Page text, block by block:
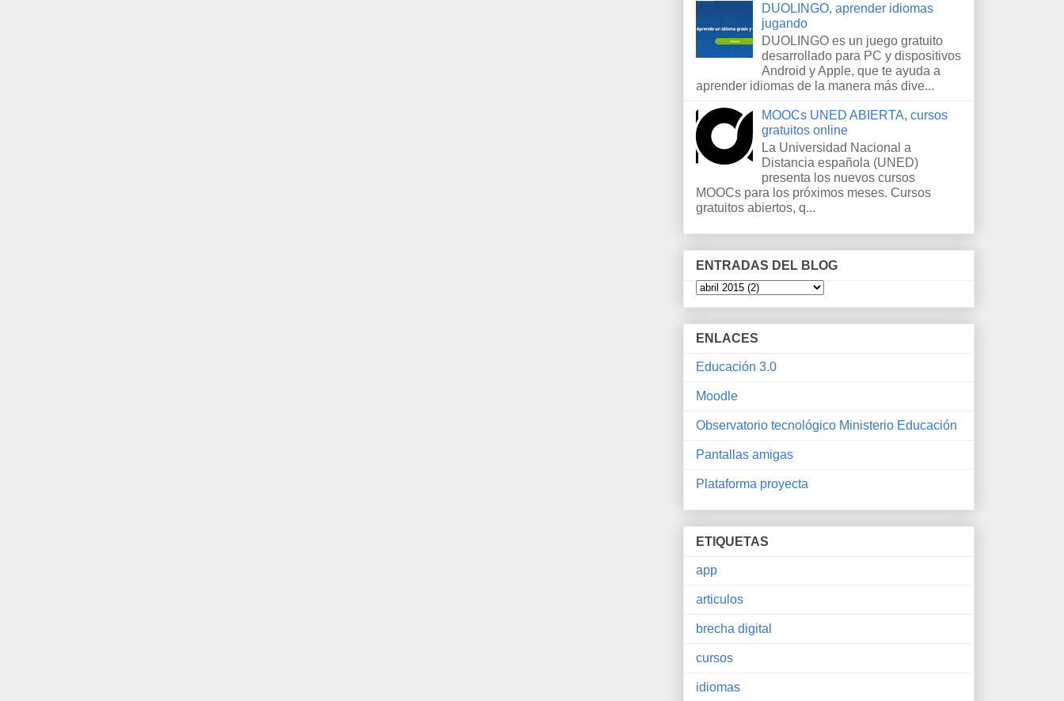
DUOLINGO, aprender idiomas
jugando
DUOLINGO es un juego gratuito
desarrollado para PC y dispositivos
Android y Apple, que te ayuda a
aprender idiomas de la manera más dive...
MOOCs UNED ABIERTA, cursos
gratuitos online
La Universidad Nacional a
Distancia española (UNED)
presenta los nuevos cursos
MOOCs para los próximos meses. Cursos
gratuitos abiertos, q...
ENTRADAS DEL BLOG
ENLACES
Educación 3.0
Moodle
Observatorio tecnológico Ministerio Educación
Pantallas amigas
Plataforma proyecta
ETIQUETAS
app
articulos
brecha digital
cursos
idiomas